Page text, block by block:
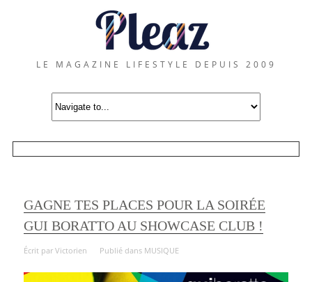
LE MAGAZINE LIFESTYLE DEPUIS 2009
GAGNE TES PLACES POUR LA SOIRÉE
GUI BORATTO AU SHOWCASE CLUB !
Écrit par Victorien Publié dans MUSIQUE